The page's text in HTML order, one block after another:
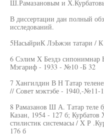
Ш.Рамазановым и
В диссертации дан полный
исследований.
5НасыйриК ЛэЬжэи татари /
6 Сэлим X Бездэ сипонимнар
Мэгариф - 1933 - №10 -Б 32
7 Хангилдин В Н Татар
// Совет мэктэбе - 1940,-№11-
8 Рамазанов Ш А. Татар теле
Казан, 1954 - 127 б; Курбатов
стилистик системасы / X Р
176 б